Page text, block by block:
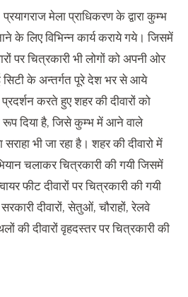
प्रयागराज मेला प्राधिकरण के द्वारा कुम्भ
के लिए विभिन्न कार्य कराये गये। जिसमें
पर चित्रकारी भी लोगों को अपनी ओर
सिटी के अन्तर्गत पूरे देश भर से आये
करते हुए शहर की दीवारों को
दिया है, जिसे कुम्भ में आने वाले
सराहा भी जा रहा है। शहर की दीवारो में
चलाकर चित्रकारी की गयी जिसमें
फीट दीवारों पर चित्रकारी की गयी
दीवारों, सेतुओं, चौराहों, रेलवे
की दीवारों वृहदस्तर पर चित्रकारी की